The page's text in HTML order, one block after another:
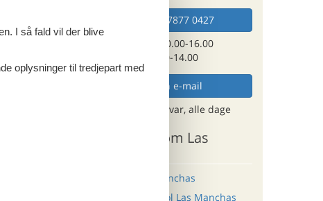
Ring (+45) 7877 0427
Man. - fre. 10.00-16.00
Lør. 10.00-14.00
Send en e-mail
og få et hurtigt svar, alle dage
Andre artikler om Las
Sommerhus i Las Manchas
Sommerhus med pool Las Manchas
I så fald vil der blive
oplysninger til tredjepart med